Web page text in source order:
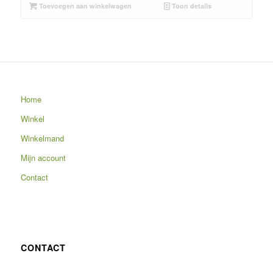
Toevoegen aan winkelwagen Toon details
Home
Winkel
Winkelmand
Mijn account
Contact
CONTACT